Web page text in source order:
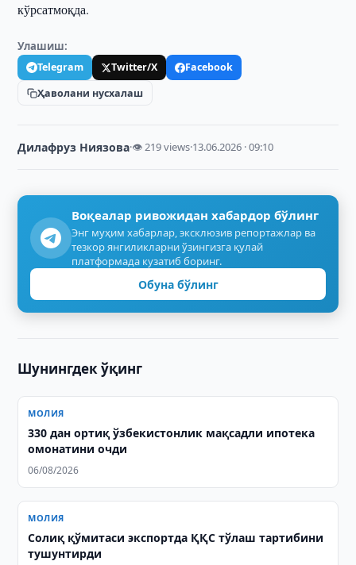
кўрсатмоқда.
Улашиш:
Telegram Twitter/X
Facebook
Ҳаволани нусхалаш
Дилафруз Ниязова·👁 219 views·13.06.2026 · 09:10
Воқеалар ривожидан хабардор бўлинг
Энг муҳим хабарлар, эксклюзив репортажлар ва
тезкор янгиликларни ўзингизга қулай
платформада кузатиб боринг.
Обуна бўлинг
Шунингдек ўқинг
МОЛИЯ
330 дан ортиқ ўзбекистонлик мақсадли ипотека
омонатини очди
06/08/2026
МОЛИЯ
Солиқ қўмитаси экспортда ҚҚС тўлаш тартибини
тушунтирди